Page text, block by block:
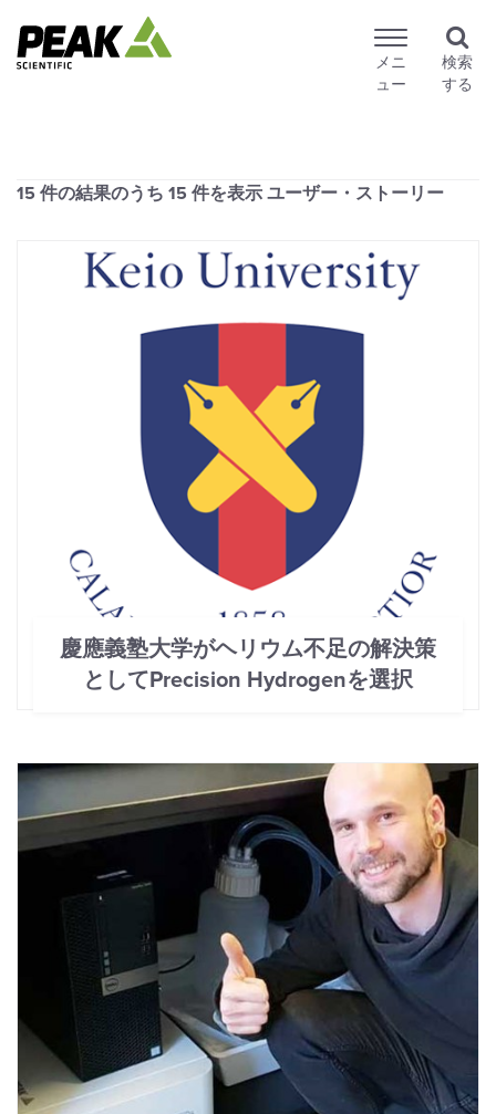
メニ
ュー
検索
する
15 件の結果のうち 15 件を表示 ユーザー・ストーリー
慶應義塾大学がヘリウム不足の解決策
としてPrecision Hydrogenを選択